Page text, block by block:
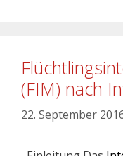
(FIM) nach
22. September